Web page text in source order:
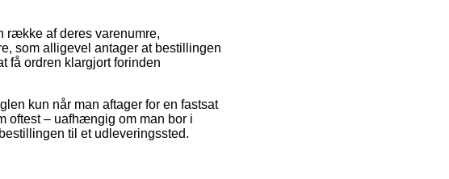
række af deres varenumre,
som alligevel antager at bestillingen
få ordren klargjort forinden
kun når man aftager for en fastsat
oftest – uafhængig om man bor i
til et udleveringssted.